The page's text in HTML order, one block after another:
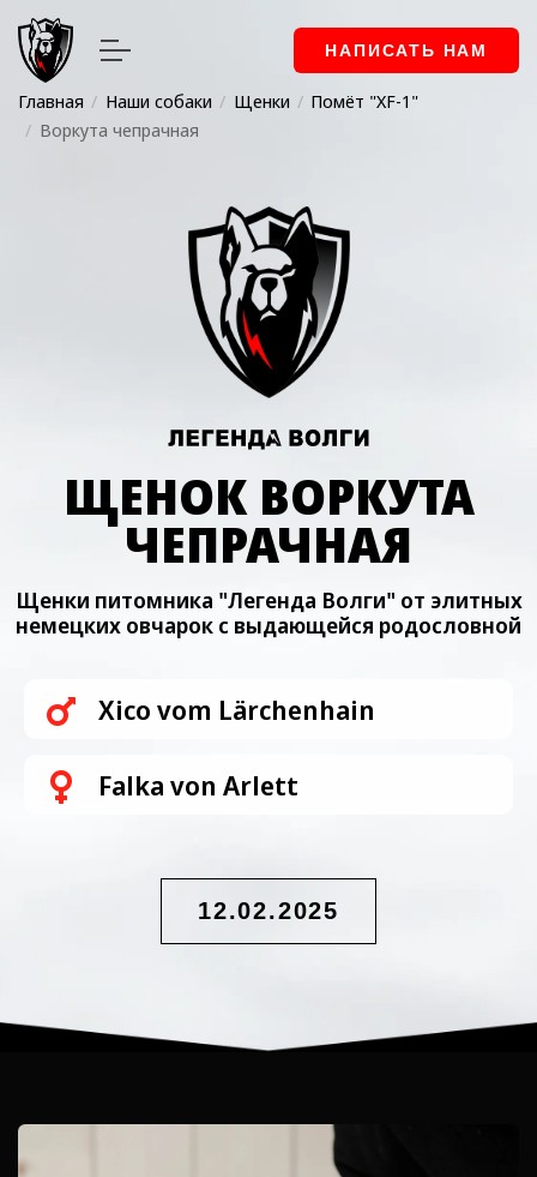
НАПИСАТЬ НАМ
Главная Наши собаки Щенки
Помёт "XF-1"
Воркута чепрачная
ЩЕНОК ВОРКУТА
ЧЕПРАЧНАЯ
Щенки питомника "Легенда Волги" от элитных
немецких овчарок с выдающейся родословной
Xico vom Lärchenhain
Falka von Arlett
12.02.2025